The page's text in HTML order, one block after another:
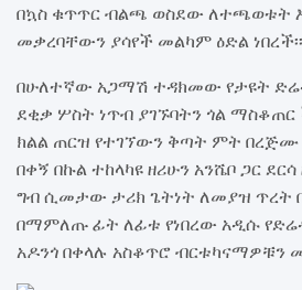
በኳስ ቁጥጥር ብልጫ ወስደው ለተጫወቱት
መቃረባቸውን ያሳየች መልካም ዕድል ነበረች፡፡
በሁለተኛው አጋማሽ ተዳክመው የታዩት
ደቂቃ ሦስት ነጥብ ያገኙባትን ጎል ማስቆጠር
ክልል ጠርዝ የተገኘውን ቅጣት ምት
በቀኝ በኩል ተከላካዩ ዘሪሁን አንሼቦ ጋር
ግብ ሲመታው ታሪክ ጌትነት ለመያዝ ጥረት
በማምለጡ ፊት ለፊቱ የነበረው አዲሱ
አዶንጎ በቀላሉ አስቆጥሮ ብርቱካናማዎቹን